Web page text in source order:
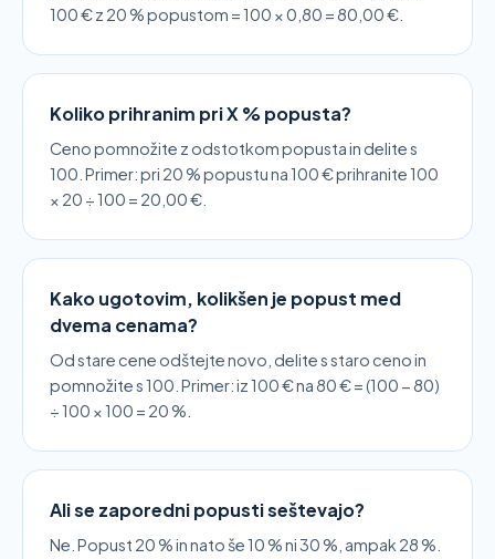
100 € z 20 % popustom = 100 × 0,80 = 80,00 €.
Koliko prihranim pri X % popusta?
Ceno pomnožite z odstotkom popusta in delite s
100. Primer: pri 20 % popustu na 100 € prihranite 100
× 20 ÷ 100 = 20,00 €.
Kako ugotovim, kolikšen je popust med
dvema cenama?
Od stare cene odštejte novo, delite s staro ceno in
pomnožite s 100. Primer: iz 100 € na 80 € = (100 − 80)
÷ 100 × 100 = 20 %.
Ali se zaporedni popusti seštevajo?
Ne. Popust 20 % in nato še 10 % ni 30 %, ampak 28 %.